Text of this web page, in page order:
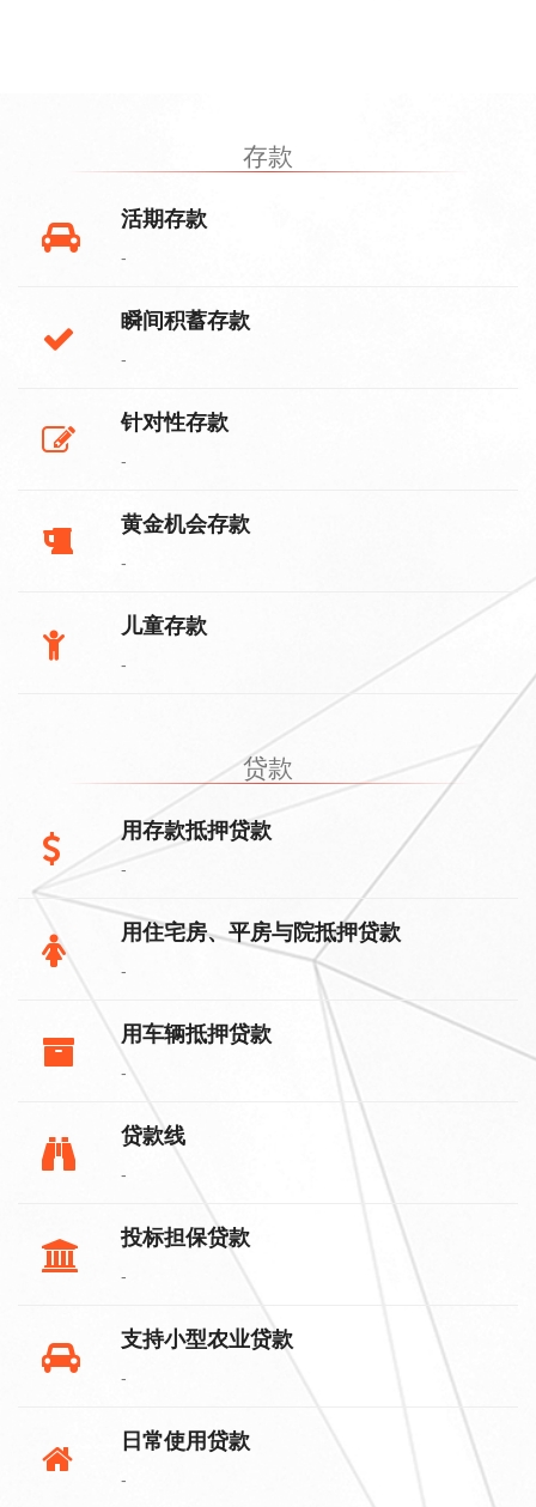
存款
活期存款
-
瞬间积蓄存款
-
针对性存款
-
黄金机会存款
-
儿童存款
-
贷款
用存款抵押贷款
-
用住宅房、平房与院抵押贷款
-
用车辆抵押贷款
-
贷款线
-
投标担保贷款
-
支持小型农业贷款
-
日常使用贷款
-